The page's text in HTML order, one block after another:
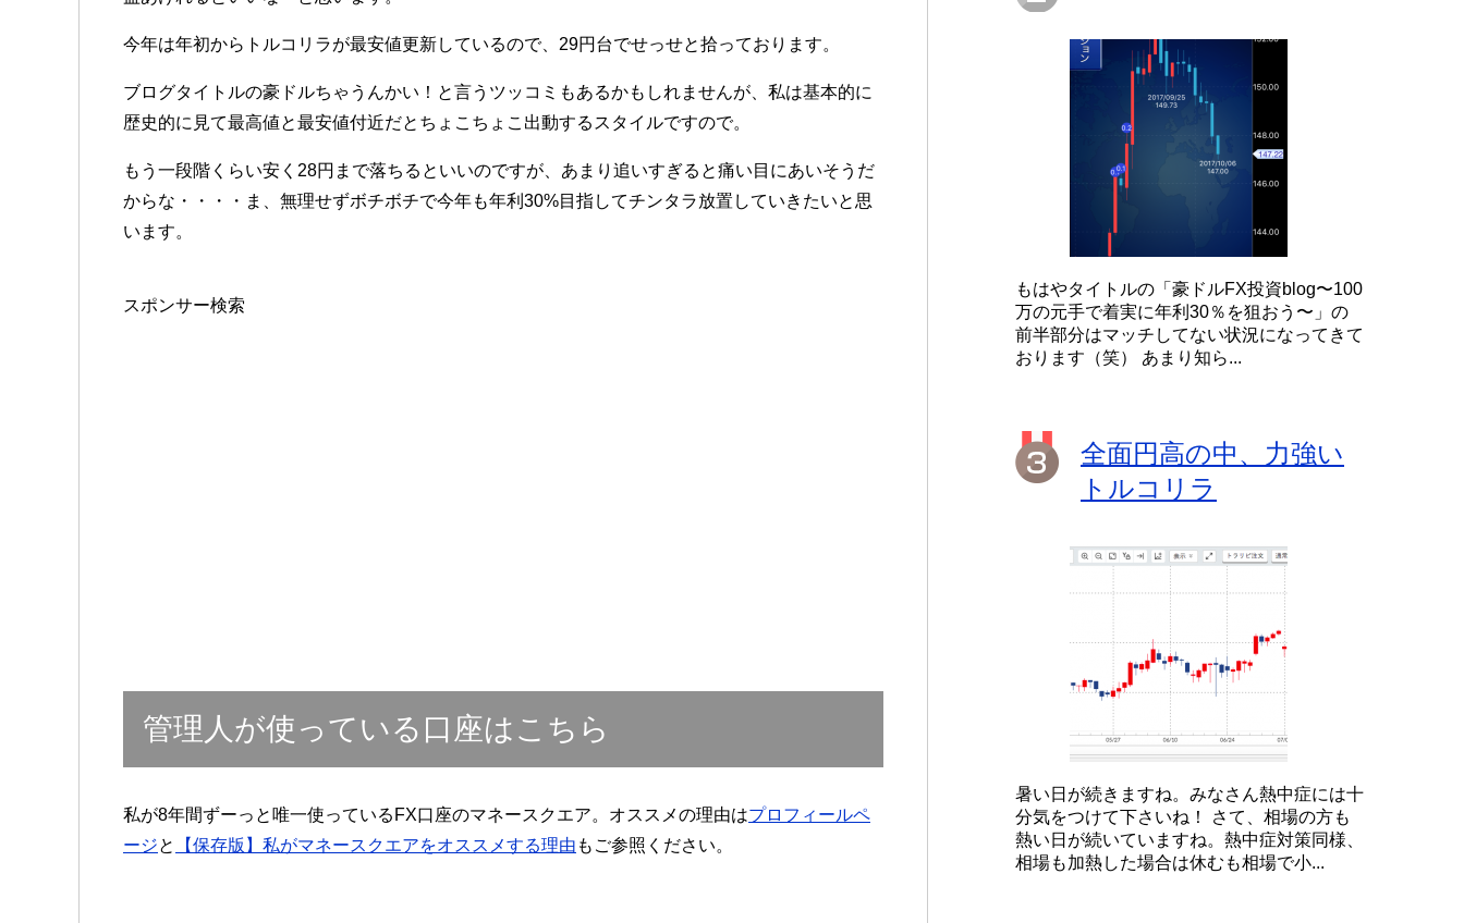
今年は年初からトルコリラが最安値更新しているので、29円台でせっせと拾っております。
ブログタイトルの豪ドルちゃうんかい！と言うツッコミもあるかもしれませんが、私は基本的に
歴史的に見て最高値と最安値付近だとちょこちょこ出動するスタイルですので。
もう一段階くらい安く28円まで落ちるといいのですが、あまり追いすぎると痛い目にあいそうだ
からな・・・・ま、無理せずボチボチで今年も年利30%目指してチンタラ放置していきたいと思
います。
スポンサー検索
管理人が使っている口座はこちら
私が8年間ずーっと唯一使っているFX口座のマネースクエア。オススメの理由はプロフィールペ
ージと 【保存版】私がマネースクエアをオススメする理由 もご参照ください。
もはやタイトルの「豪ドルFX投資blog〜100
万の元手で着実に年利30％を狙おう〜」の
前半部分はマッチしてない状況になってきて
おります（笑） あまり知ら...
全面円高の中、力強い
トルコリラ
暑い日が続きますね。みなさん熱中症には十
分気をつけて下さいね！ さて、相場の方も
熱い日が続いていますね。熱中症対策同様、
相場も加熱した場合は休むも相場で小...